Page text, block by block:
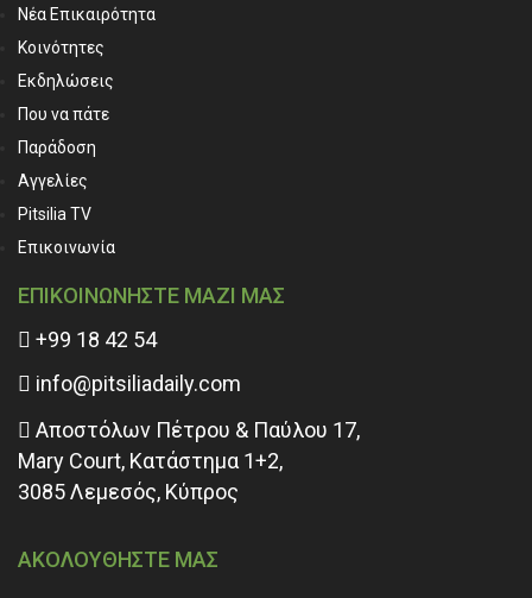
Νέα Επικαιρότητα
Κοινότητες
Εκδηλώσεις
Που να πάτε
Παράδοση
Αγγελίες
Pitsilia TV
Επικοινωνία
ΕΠΙΚΟΙΝΩΝΗΣΤΕ ΜΑΖΙ ΜΑΣ
+99 18 42 54
info@pitsiliadaily.com
Αποστόλων Πέτρου & Παύλου 17,
Mary Court, Κατάστημα 1+2,
3085 Λεμεσός, Κύπρος
ΑΚΟΛΟΥΘΗΣΤΕ ΜΑΣ